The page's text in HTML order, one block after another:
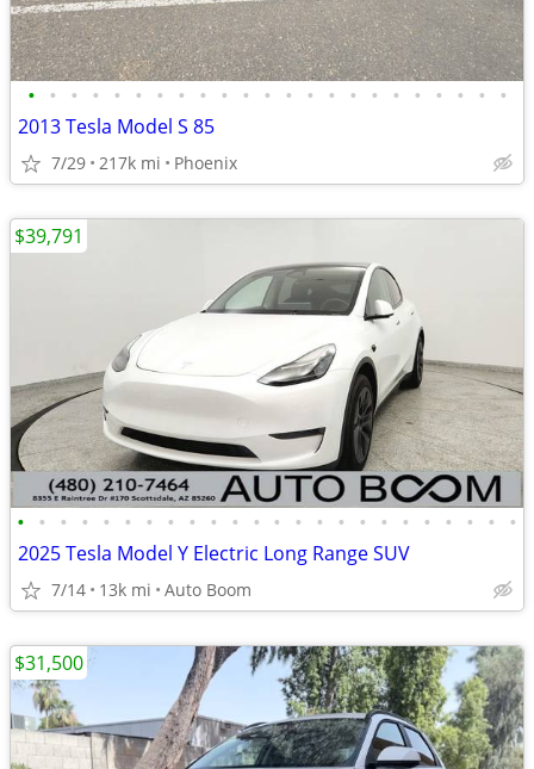
• • • • • • • • • • • • • • • • • • • • • • •
2013 Tesla Model S 85
7/29 217k mi Phoenix
• • • • • • • • • • • • • • • • • • • • • • • •
2025 Tesla Model Y Electric Long Range SUV
7/14 13k mi Auto Boom
$39,791
$31,500